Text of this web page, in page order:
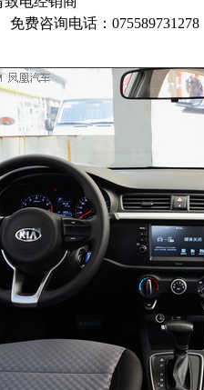
免费咨询电话：075589731278